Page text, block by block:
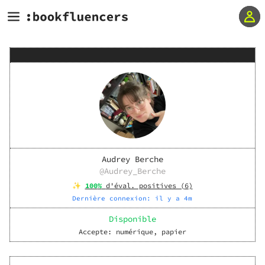
Audrey Berche
@Audrey_Berche
✨ 100% d'éval. positives (6)
Dernière connexion: il y a 4m
Disponible
Accepte: numérique, papier